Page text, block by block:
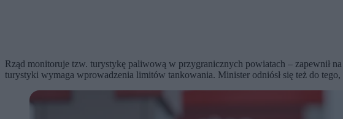
Rząd monitoruje tzw. turystykę paliwową w przygranicznych powiatach – zapewnił
turystyki wymaga wprowadzenia limitów tankowania. Minister odniósł się też do